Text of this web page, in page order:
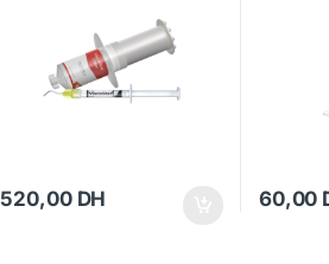
520,00 DH 60,00